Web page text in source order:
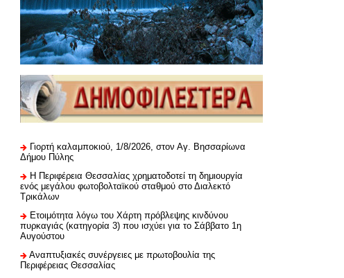
Γιορτή καλαμποκιού, 1/8/2026, στον Αγ. Βησσαρίωνα
Δήμου Πύλης
H Περιφέρεια Θεσσαλίας χρηματοδοτεί τη δημιουργία
ενός μεγάλου φωτοβολταϊκού σταθμού στο Διαλεκτό
Τρικάλων
Ετοιμότητα λόγω του Χάρτη πρόβλεψης κινδύνου
πυρκαγιάς (κατηγορία 3) που ισχύει για το Σάββατο 1η
Αυγούστου
Αναπτυξιακές συνέργειες με πρωτοβουλία της
Περιφέρειας Θεσσαλίας